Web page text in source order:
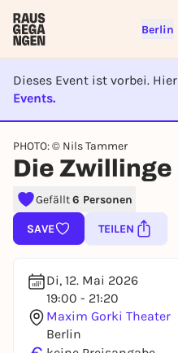
Berlin
Dieses Event ist vorbei. Hier
Events.
EVENT
PHOTO: © Nils Tammer
Die Zwillinge
Gefällt6 Personen
SAVE TEILEN
Di, 12. Mai 2026
19:00 - 21:20
Maxim Gorki Theater
Berlin
To like events, follow
lotteries, you need a
You already have